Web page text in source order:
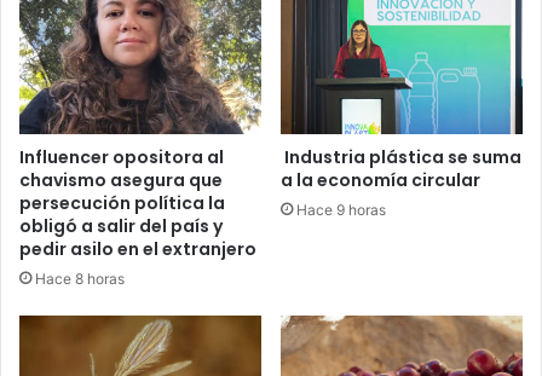
Influencer opositora al
chavismo asegura que
persecución política la
obligó a salir del país y
pedir asilo en el extranjero
Hace 8 horas
Industria plástica se suma
a la economía circular
Hace 9 horas